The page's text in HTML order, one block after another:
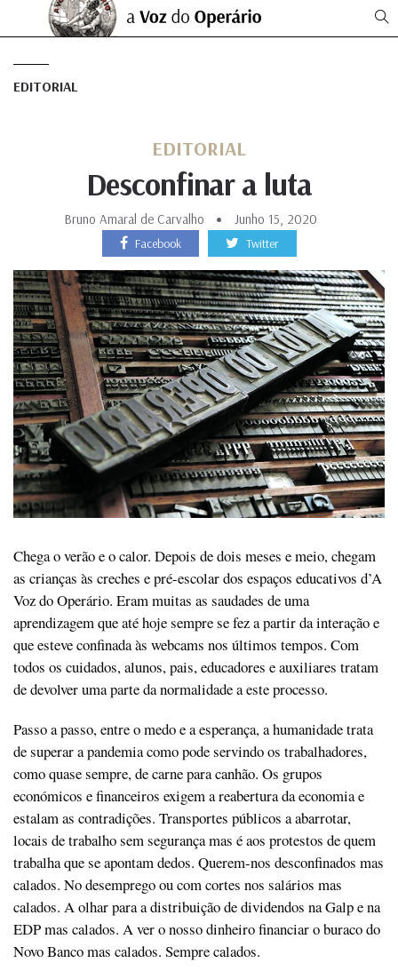
EDITORIAL
EDITORIAL
Desconfinar a luta
Bruno Amaral de Carvalho Junho 15, 2020
Facebook Twitter
Chega o verão e o calor. Depois de dois meses e meio, chegam
as crianças às creches e pré-escolar dos espaços educativos d’A
Voz do Operário. Eram muitas as saudades de uma
aprendizagem que até hoje sempre se fez a partir da interação e
que esteve confinada às webcams nos últimos tempos. Com
todos os cuidados, alunos, pais, educadores e auxiliares tratam
de devolver uma parte da normalidade a este processo.
Passo a passo, entre o medo e a esperança, a humanidade trata
de superar a pandemia como pode servindo os trabalhadores,
como quase sempre, de carne para canhão. Os grupos
económicos e financeiros exigem a reabertura da economia e
estalam as contradições. Transportes públicos a abarrotar,
locais de trabalho sem segurança mas é aos protestos de quem
trabalha que se apontam dedos. Querem-nos desconfinados mas
calados. No desemprego ou com cortes nos salários mas
calados. A olhar para a distribuição de dividendos na Galp e na
EDP mas calados. A ver o nosso dinheiro financiar o buraco do
Novo Banco mas calados. Sempre calados.